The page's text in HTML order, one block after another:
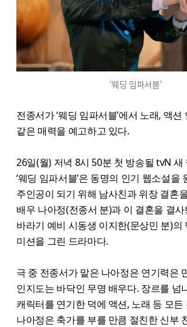
‘웨딩 임파서블’
전종서가 ‘웨딩 임파서블’에서 노래, 액
같은 매력을 예고하고 있다.
26일(월) 저녁 8시 50분 첫 방송될 tvN 새
‘웨딩 임파서블’은 동명의 인기 웹소설을
주인공이 되기 위해 남사친과 위장 결혼
배우 나아정(전종서 분)과 이 결혼을 결
바라기 예비 시동생 이지한(문상민 분)의
미션을 그린 드라마다.
극 중 전종서가 맡은 나아정은 연기력은
인지도는 바닥인 무명 배우다. 장르를 넘
캐릭터를 연기한 덕에 액션, 노래 등 모
나아정은 축가를 부를 만큼 절친한 신부